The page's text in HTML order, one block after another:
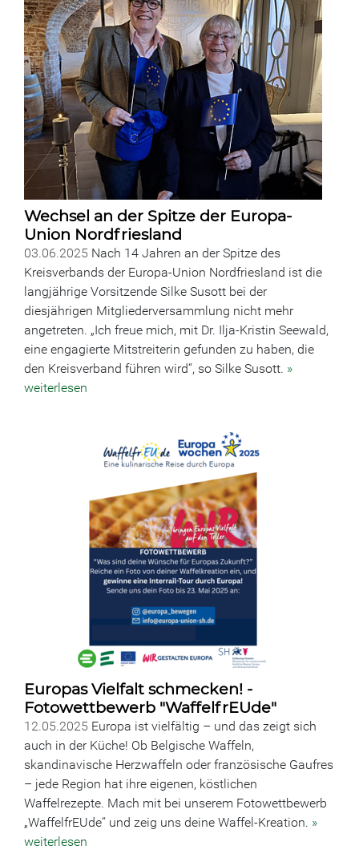
Wechsel an der Spitze der Europa-
Union Nordfriesland
03.06.2025 Nach 14 Jahren an der Spitze des
Kreisverbands der Europa-Union Nordfriesland ist die
langjährige Vorsitzende Silke Susott bei der
diesjährigen Mitgliederversammlung nicht mehr
angetreten. „Ich freue mich, mit Dr. Ilja-Kristin Seewald,
eine engagierte Mitstreiterin gefunden zu haben, die
den Kreisverband führen wird“, so Silke Susott. »
weiterlesen
Europas Vielfalt schmecken! -
Fotowettbewerb "WaffelfrEUde"
12.05.2025 Europa ist vielfältig – und das zeigt sich
auch in der Küche! Ob Belgische Waffeln,
skandinavische Herzwaffeln oder französische Gaufres
– jede Region hat ihre eigenen, köstlichen
Waffelrezepte. Mach mit bei unserem Fotowettbewerb
„WaffelfrEUde“ und zeig uns deine Waffel-Kreation. »
weiterlesen